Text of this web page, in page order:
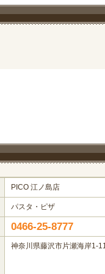
PICO 江ノ島店
パスタ・ピザ
0466-25-8777
神奈川県藤沢市片瀬海岸1-